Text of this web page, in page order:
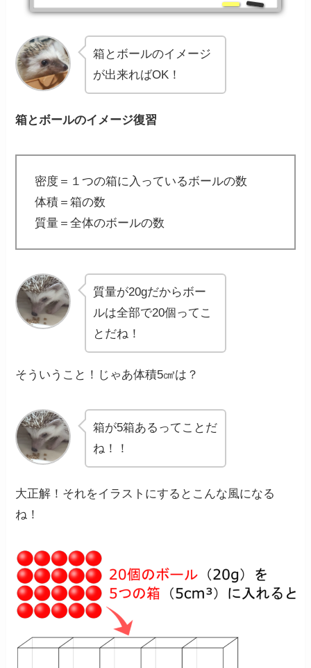
箱とボールのイメージ
が出来ればOK！
箱とボールのイメージ復習
密度＝１つの箱に入っているボールの数
体積＝箱の数
質量＝全体のボールの数
質量が20gだからボー
ルは全部で20個ってこ
とだね！
そういうこと！じゃあ体積5㎤は？
箱が5箱あるってことだ
ね！！
大正解！それをイラストにするとこんな風になる
ね！